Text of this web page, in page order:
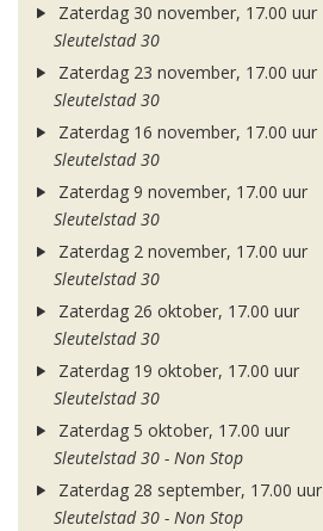
Zaterdag 30 november, 17.00 uur
Sleutelstad 30
Zaterdag 23 november, 17.00 uur
Sleutelstad 30
Zaterdag 16 november, 17.00 uur
Sleutelstad 30
Zaterdag 9 november, 17.00 uur
Sleutelstad 30
Zaterdag 2 november, 17.00 uur
Sleutelstad 30
Zaterdag 26 oktober, 17.00 uur
Sleutelstad 30
Zaterdag 19 oktober, 17.00 uur
Sleutelstad 30
Zaterdag 5 oktober, 17.00 uur
Sleutelstad 30 - Non Stop
Zaterdag 28 september, 17.00 uur
Sleutelstad 30 - Non Stop